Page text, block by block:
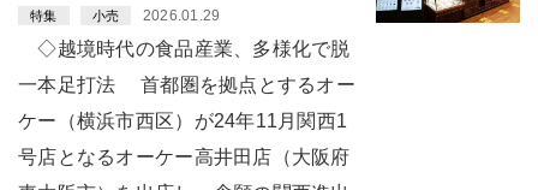
特集 小売 2026.01.29
◇越境時代の食品産業、多様化で脱
一本足打法 首都圏を拠点とするオー
ケー（横浜市西区）が24年11月関西1
号店となるオーケー高井田店（大阪府